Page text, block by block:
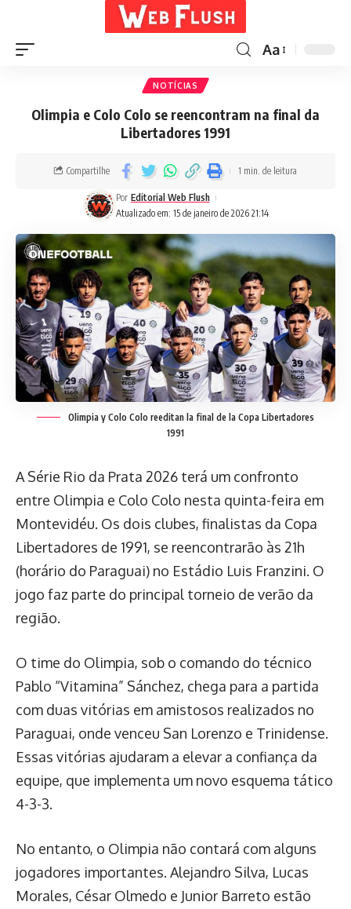
Aa
NOTÍCIAS
Olimpia e Colo Colo se reencontram na final da
Libertadores 1991
Atualizado em: 15 de janeiro de 2026 21:14
Por Editorial Web Flush
Compartilhe 1 min. de leitura
Olimpia y Colo Colo reeditan la final de la Copa Libertadores
1991
A Série Rio da Prata 2026 terá um confronto
entre Olimpia e Colo Colo nesta quinta-feira em
Montevidéu. Os dois clubes, finalistas da Copa
Libertadores de 1991, se reencontrarão às 21h
(horário do Paraguai) no Estádio Luis Franzini. O
jogo faz parte do principal torneio de verão da
região.
O time do Olimpia, sob o comando do técnico
Pablo “Vitamina” Sánchez, chega para a partida
com duas vitórias em amistosos realizados no
Paraguai, onde venceu San Lorenzo e Trinidense.
Essas vitórias ajudaram a elevar a confiança da
equipe, que implementa um novo esquema tático
4-3-3.
No entanto, o Olimpia não contará com alguns
jogadores importantes. Alejandro Silva, Lucas
Morales, César Olmedo e Junior Barreto estão